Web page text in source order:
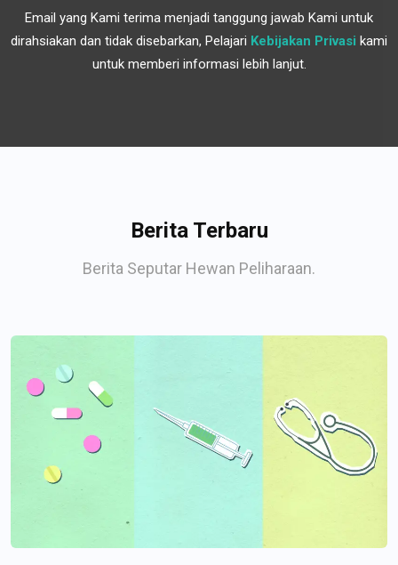
Email yang Kami terima menjadi tanggung jawab Kami untuk
dirahsiakan dan tidak disebarkan, Pelajari Kebijakan Privasi kami
untuk memberi informasi lebih lanjut.
Berita Terbaru
Berita Seputar Hewan Peliharaan.